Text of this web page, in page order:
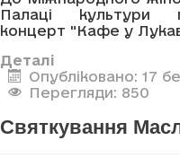
Палаці культури
концерт "Кафе у
Деталі
Опубліковано: 17
Перегляди: 850
Святкування